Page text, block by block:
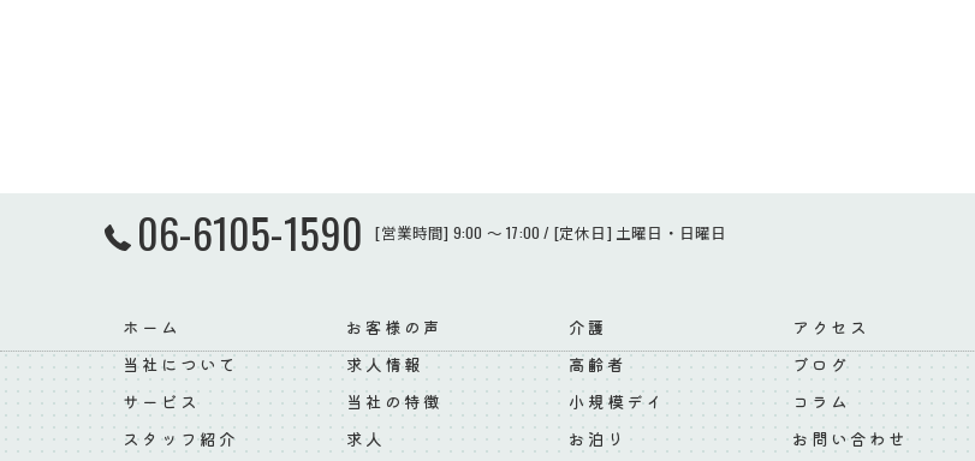
06-6105-1590 [営業時間] 9:00 ～ 17:00 / [定休日] 土曜日・日曜日
ホーム
当社について
サービス
スタッフ紹介
お客様の声
求人情報
当社の特徴
求人
介護
高齢者
小規模デイ
お泊り
アクセス
ブログ
コラム
お問い合わせ